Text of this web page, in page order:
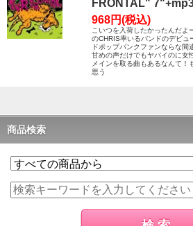
FRONTAL"
968円(税込)
こいつを入荷したかったんだよ
のCHRIS率いるバンドのデビュ
ドポップパンクファンならな間
甘めの声だけでもヤバイのに女
メインを取る曲もあるなんて！
思う
商品検索